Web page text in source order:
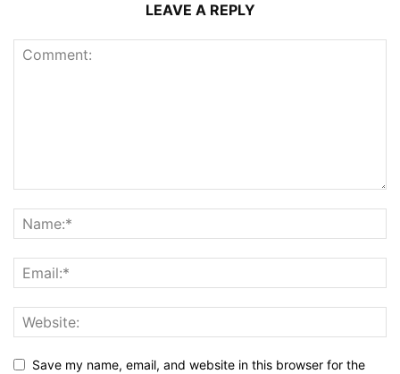
LEAVE A REPLY
Save my name, email, and website in this browser for the